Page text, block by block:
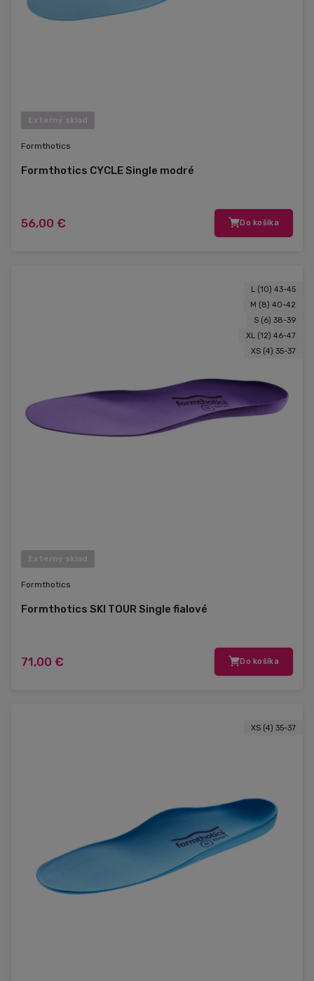
Externý sklad
Formthotics
Formthotics CYCLE Single modré
56,00 € Do košíka
L (10) 43-45
M (8) 40-42
S (6) 38-39
XL (12) 46-47
XS (4) 35-37
Externý sklad
Formthotics
Formthotics SKI TOUR Single fialové
71,00 € Do košíka
XS (4) 35-37